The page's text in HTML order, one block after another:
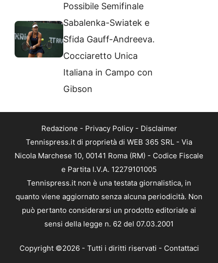
Possibile Semifinale
Sabalenka-Swiatek e
Sfida Gauff-Andreeva.
Cocciaretto Unica
Italiana in Campo con
Gibson
Redazione - Privacy Policy- Disclaimer
Tennispress.it di proprietà di WEB 365 SRL - Via
Nicola Marchese 10, 00141 Roma (RM) - Codice Fiscale
e Partita I.V.A. 12279101005
Tennispress.it non è una testata giornalistica, in
quanto viene aggiornato senza alcuna periodicità. Non
può pertanto considerarsi un prodotto editoriale ai
sensi della legge n. 62 del 07.03.2001
Copyright ©2026 - Tutti i diritti riservati - Contattaci